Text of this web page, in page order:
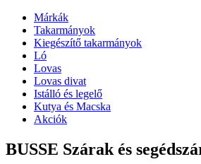
Márkák
Takarmányok
Kiegészítő takarmányok
Ló
Lovas
Lovas divat
Istálló és legelő
Kutya és Macska
Akciók
BUSSE Szárak és